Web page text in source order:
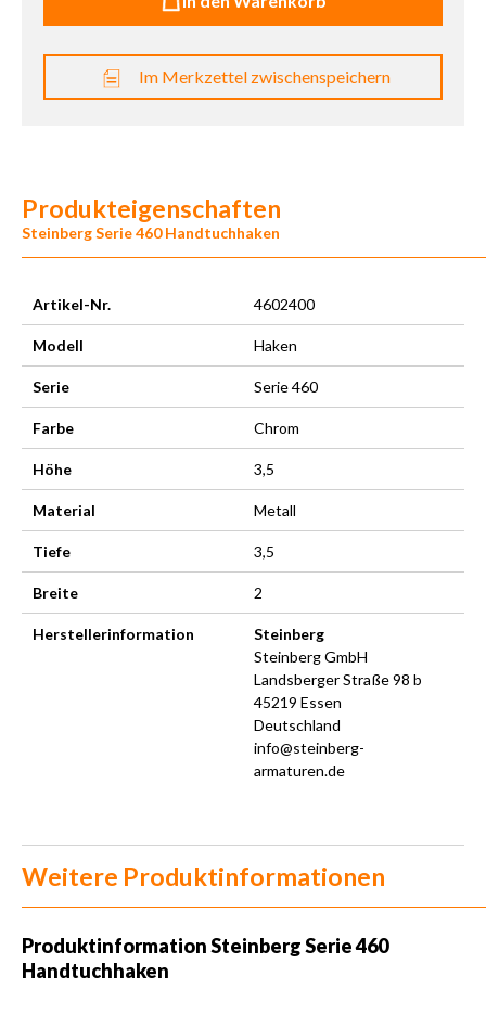
Im Merkzettel zwischenspeichern
Produkteigenschaften
Steinberg Serie 460 Handtuchhaken
Artikel-Nr. 4602400
Modell Haken
Serie Serie 460
Farbe Chrom
Höhe 3,5
Material Metall
Tiefe 3,5
Breite 2
Herstellerinformation
Steinberg
Steinberg GmbH
Landsberger Straße 98 b
45219 Essen
Deutschland
info@steinberg-
armaturen.de
Weitere Produktinformationen
ProduktinformationSteinberg Serie 460
Handtuchhaken